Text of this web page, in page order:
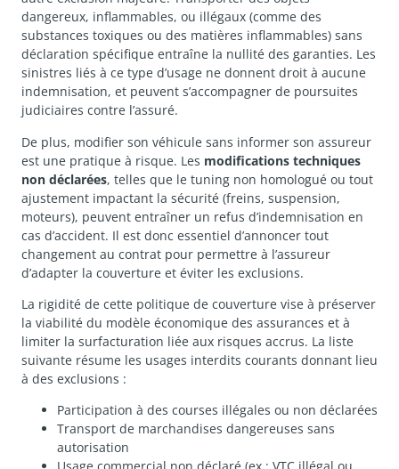
dangereux, inflammables, ou illégaux (comme des
substances toxiques ou des matières inflammables) sans
déclaration spécifique entraîne la nullité des garanties. Les
sinistres liés à ce type d’usage ne donnent droit à aucune
indemnisation, et peuvent s’accompagner de poursuites
judiciaires contre l’assuré.
De plus, modifier son véhicule sans informer son assureur
est une pratique à risque. Les modifications techniques
non déclarées, telles que le tuning non homologué ou tout
ajustement impactant la sécurité (freins, suspension,
moteurs), peuvent entraîner un refus d’indemnisation en
cas d’accident. Il est donc essentiel d’annoncer tout
changement au contrat pour permettre à l’assureur
d’adapter la couverture et éviter les exclusions.
La rigidité de cette politique de couverture vise à préserver
la viabilité du modèle économique des assurances et à
limiter la surfacturation liée aux risques accrus. La liste
suivante résume les usages interdits courants donnant lieu
à des exclusions :
Participation à des courses illégales ou non déclarées
Transport de marchandises dangereuses sans
autorisation